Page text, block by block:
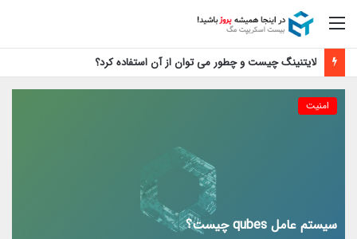
منو
لایتنینگ چیست و چطور می توان از آن استفاده کرد؟
امنیت
سیستم عامل qubes چیست؟